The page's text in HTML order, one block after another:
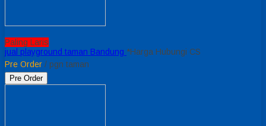
Paling Laris
jual playground taman Bandung *Harga Hubungi CS
Pre Order / pgn taman
Pre Order